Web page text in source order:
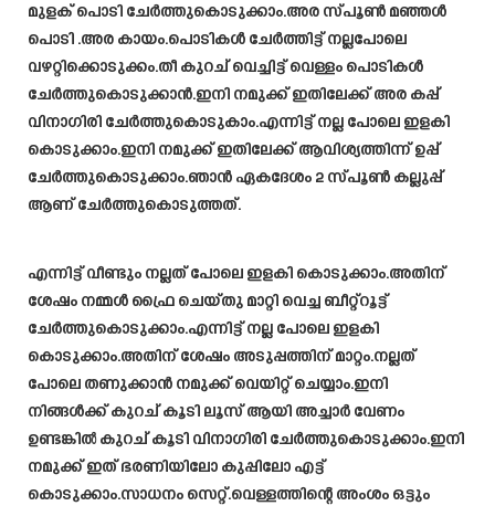
മുളക് പൊടി ചേർത്തുകൊടുക്കാം.അര സ്പൂൺ മഞ്ഞൾ
പൊടി .അര കായം.പൊടികൾ ചേർത്തിട്ട് നല്ലപോലെ
വഴറ്റിക്കൊടുക്കം.തീ കുറച് വെച്ചിട്ട് വെള്ളം പൊടികൾ
ചേർത്തുകൊടുക്കാൻ.ഇനി നമുക്ക് ഇതിലേക്ക് അര കപ്പ്
വിനാഗിരി ചേർത്തുകൊടുകാം.എന്നിട്ട് നല്ല പോലെ ഇളകി
കൊടുക്കാം.ഇനി നമുക്ക് ഇതിലേക്ക് ആവിശ്യത്തിന്ന് ഉപ്പ്
ചേർത്തുകൊടുക്കാം.ഞാൻ ഏകദേശം 2 സ്‌പൂൺ കല്ലുപ്പ്
ആണ് ചേർത്തുകൊടുത്തത്.
എന്നിട്ട് വീണ്ടും നല്ലത് പോലെ ഇളകി കൊടുക്കാം.അതിന്
ശേഷം നമ്മൾ ഫ്രൈ ചെയ്തു മാറ്റി വെച്ച ബീറ്റ്റൂട്ട്
ചേർത്തുകൊടുക്കാം.എന്നിട്ട് നല്ല പോലെ ഇളകി
കൊടുക്കാം.അതിന് ശേഷം അടുപ്പത്തിന് മാറ്റം.നല്ലത്
പോലെ തണുക്കാൻ നമുക്ക് വെയിറ്റ് ചെയ്യാം.ഇനി
നിങ്ങൾക്ക് കുറച് കൂടി ലൂസ് ആയി അച്ചാർ വേണം
ഉണ്ടങ്കിൽ കുറച് കൂടി വിനാഗിരി ചേർത്തുകൊടുക്കാം.ഇനി
നമുക്ക് ഇത് ഭരണിയിലോ കുപ്പിലോ എട്ട്
കൊടുക്കാം.സാധനം സെറ്റ്.വെള്ളത്തിന്റെ അംശം ഒട്ടും